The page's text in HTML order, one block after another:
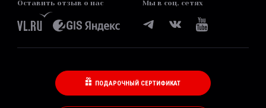
Оставить отзыв о нас Мы в соц. сетях
ПОДАРОЧНЫЙ СЕРТИФИКАТ